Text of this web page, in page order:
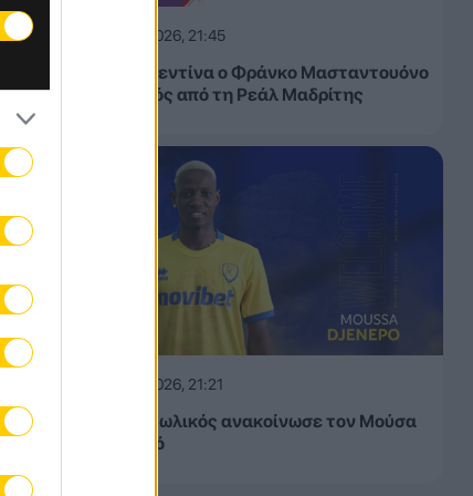
07.08.2026, 21:45
Στη Φιορεντίνα ο Φράνκο Μασταντουόνο
– Δανεικός από τη Ρεάλ Μαδρίτης
07.08.2026, 21:21
Ο Παναιτωλικός ανακοίνωσε τον Μούσα
Ντζενεπό